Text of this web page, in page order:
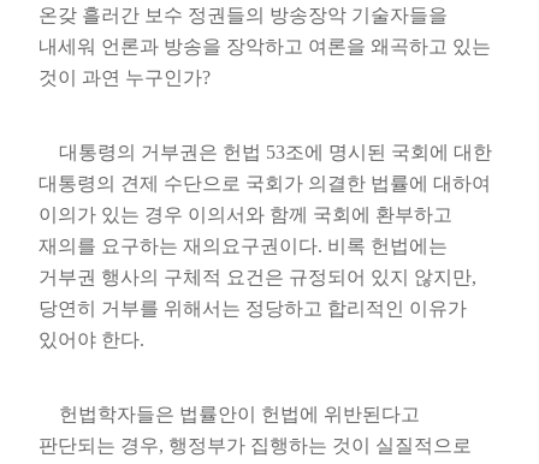
온갖 흘러간 보수 정권들의 방송장악 기술자들을
내세워 언론과 방송을 장악하고 여론을 왜곡하고 있는
것이 과연 누구인가?
대통령의 거부권은 헌법 53조에 명시된 국회에 대한
대통령의 견제 수단으로 국회가 의결한 법률에 대하여
이의가 있는 경우 이의서와 함께 국회에 환부하고
재의를 요구하는 재의요구권이다. 비록 헌법에는
거부권 행사의 구체적 요건은 규정되어 있지 않지만,
당연히 거부를 위해서는 정당하고 합리적인 이유가
있어야 한다.
헌법학자들은 법률안이 헌법에 위반된다고
판단되는 경우, 행정부가 집행하는 것이 실질적으로